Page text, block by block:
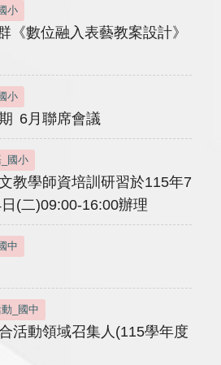
小
《數位融入表藝教案設計》
小
6月聯席會議
國小
教學師資培訓研習於115年7
(二)09:00-16:00辦理
中
_國中
活動領域召集人(115學年度